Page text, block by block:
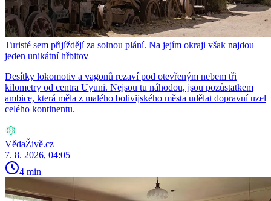
Turisté sem přijíždějí za solnou plání. Na jejím okraji však najdou
jeden unikátní hřbitov
Desítky lokomotiv a vagonů rezaví pod otevřeným nebem tři
kilometry od centra Uyuni. Nejsou tu náhodou, jsou pozůstatkem
ambice, která měla z malého bolivijského města udělat dopravní uzel
celého kontinentu.
VědaŽivě.cz
7. 8. 2026, 04:05
4 min